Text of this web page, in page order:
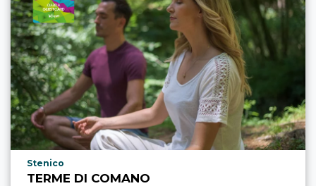
Località punto di interesse
Stenico
TERME DI COMANO